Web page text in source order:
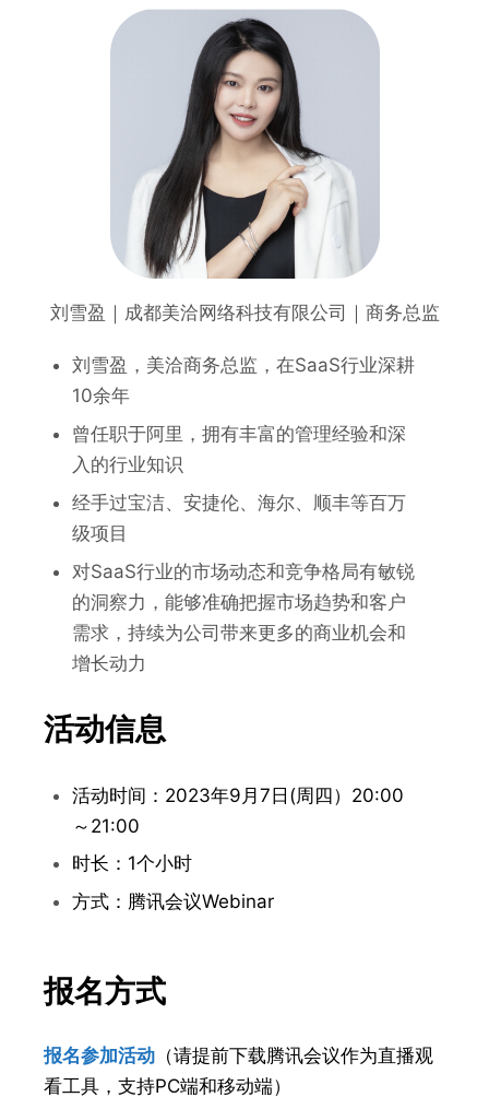
刘雪盈｜成都美洽网络科技有限公司｜商务总监
刘雪盈，美洽商务总监，在SaaS行业深耕
10余年
曾任职于阿里，拥有丰富的管理经验和深
入的行业知识
经手过宝洁、安捷伦、海尔、顺丰等百万
级项目
对SaaS行业的市场动态和竞争格局有敏锐
的洞察力，能够准确把握市场趋势和客户
需求，持续为公司带来更多的商业机会和
增长动力
活动信息
活动时间：2023年9月7日(周四）20:00
～21:00
时长：1个小时
方式：腾讯会议Webinar
报名方式
报名参加活动 （请提前下载腾讯会议作为直播观
看工具，支持PC端和移动端）